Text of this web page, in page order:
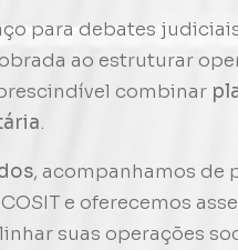
para debates
ao estruturar
combinar
.
, acompanhamos de
e oferecemos
suas operações